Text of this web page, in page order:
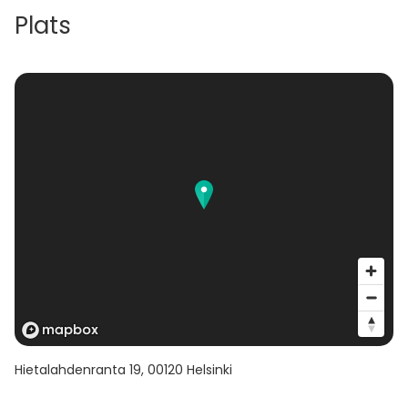
- Laivan ollessa laiturissa asiakasmäärä voi
kesäaikaan olla yli 60 henkilöä. Hinnat erillisen
risteilyihin. Mahdollisuus myös vesijettivuokraukseen
tapahtuvasta grillailusta aina monipuolisiin catering-
palvelujen avulla valmistettuihin aterioihin. Katso
- Asiakas voi tuoda laivalle omat juomat
Plats
Hietalahdenranta 19, 00120 Helsinki